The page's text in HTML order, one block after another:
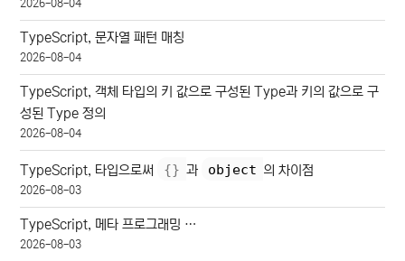
2026-08-04
TypeScript, 문자열 패턴 매칭
2026-08-04
TypeScript, 객체 타입의 키 값으로 구성된 Type과 키의 값으로 구
성된 Type 정의
2026-08-04
TypeScript, 타입으로써 {} 과 object 의 차이점
2026-08-03
TypeScript, 메타 프로그래밍 …
2026-08-03